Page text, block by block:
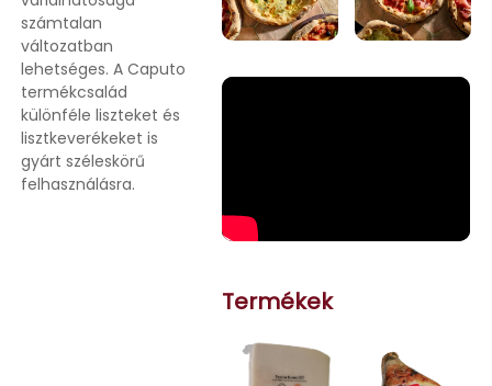
számtalan
változatban
lehetséges. A Caputo
termékcsalád
különféle liszteket és
lisztkeverékeket is
gyárt széleskörű
felhasználásra.
Termékek